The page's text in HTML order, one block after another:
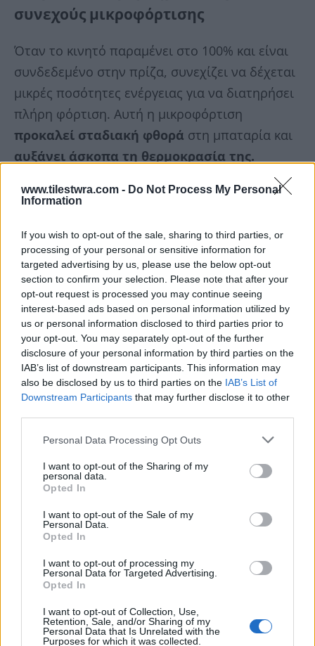
www.tilestwra.com - Do Not Process My Personal
Information
If you wish to opt-out of the sale, sharing to third parties, or
processing of your personal or sensitive information for
targeted advertising by us, please use the below opt-out
section to confirm your selection. Please note that after your
opt-out request is processed you may continue seeing
interest-based ads based on personal information utilized by
us or personal information disclosed to third parties prior to
your opt-out. You may separately opt-out of the further
disclosure of your personal information by third parties on the
IAB’s list of downstream participants. This information may
also be disclosed by us to third parties on the IAB’s List of
Downstream Participants that may further disclose it to other
Personal Data Processing Opt Outs
I want to opt-out of the Sharing of my
personal data.
Opted In
I want to opt-out of the Sale of my
Personal Data.
Opted In
I want to opt-out of processing my
Personal Data for Targeted Advertising.
Opted In
I want to opt-out of Collection, Use,
Retention, Sale, and/or Sharing of my
Personal Data that Is Unrelated with the
Purposes for which it was collected.
συνεχούς μικροφόρτισης
Όταν το κινητό παραμένει στο 100% και είναι
συνδεδεμένο στην πρίζα, συνεχίζει να δέχεται
μικρές ποσότητες ενέργειας για να διατηρήσει
πλήρη φόρτιση. Αυτή η μικροφόρτιση
προκαλεί σταδιακή φθορά στη μπαταρία και
αυξάνει άσκοπα τη θερμοκρασία της.